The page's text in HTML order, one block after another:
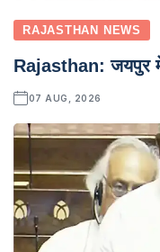
RAJASTHAN NEWS
Rajasthan: जयपुर
07 AUG, 2026